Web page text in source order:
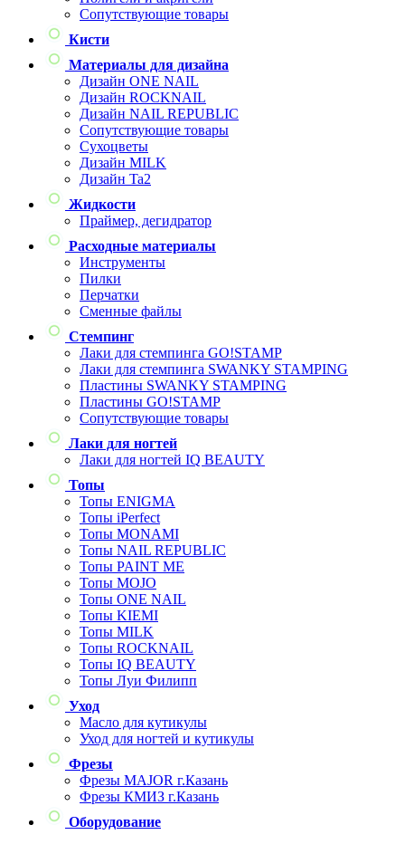
Сопутствующие товары
Кисти
Материалы для дизайна
Дизайн ONE NAIL
Дизайн ROCKNAIL
Дизайн NAIL REPUBLIC
Сопутствующие товары
Сухоцветы
Дизайн MILK
Дизайн Ta2
Жидкости
Праймер, дегидратор
Расходные материалы
Инструменты
Пилки
Перчатки
Сменные файлы
Стемпинг
Лаки для стемпинга GO!STAMP
Лаки для стемпинга SWANKY STAMPING
Пластины SWANKY STAMPING
Пластины GO!STAMP
Сопутствующие товары
Лаки для ногтей
Лаки для ногтей IQ BEAUTY
Топы
Топы ENIGMA
Топы iPerfect
Топы MONAMI
Топы NAIL REPUBLIC
Топы PAINT ME
Топы MOJO
Топы ONE NAIL
Топы KIEMI
Топы MILK
Топы ROCKNAIL
Топы IQ BEAUTY
Топы Луи Филипп
Уход
Масло для кутикулы
Уход для ногтей и кутикулы
Фрезы
Фрезы MAJOR г.Казань
Фрезы КМИЗ г.Казань
Оборудование